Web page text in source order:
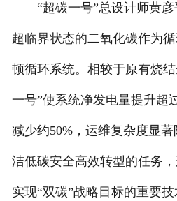
“超碳一号”总设计师黄彦
超临界状态的二氧化碳作为
顿循环系统。相较于原有烧
一号”使系统净发电量提升超
减少约50%，运维复杂度显
洁低碳安全高效转型的任务
实现“双碳”战略目标的重要技